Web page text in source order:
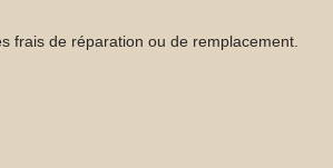
frais de réparation ou de remplacement.